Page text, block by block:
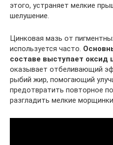
этого, устраняет мелкие
шелушение.
Цинковая мазь от
используется часто.
составе выступает оксид
оказывает отбеливающий
рыбий жир, помогающий
предотвратить повторное
разгладить мелкие морщинки.